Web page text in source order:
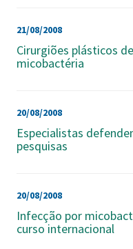
21/08/2008
Cirurgiões plásticos
micobactéria
20/08/2008
Especialistas
pesquisas
20/08/2008
Infecção por
curso internacional